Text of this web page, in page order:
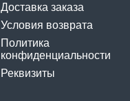
Доставка заказа
Условия возврата
Политика
конфиденциальности
Реквизиты